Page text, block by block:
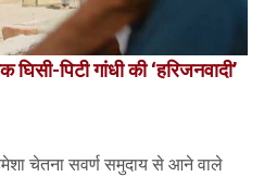
घिसी-पिटी गांधी की ‘हरिजनवादी’
चेतना सवर्ण समुदाय से आने वाले